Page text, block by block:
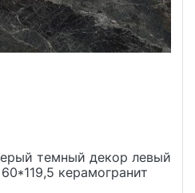
темный декор левый
керамогранит